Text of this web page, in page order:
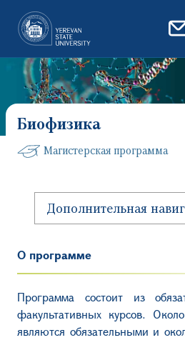
Биофизика
Магистерская программа
Дополнительная
О программе
Программа состоит из
факультативных курсов.
являются обязательными и